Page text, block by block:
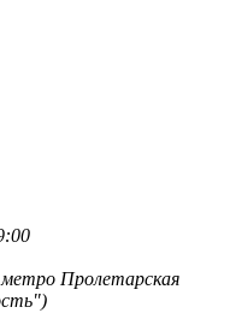
метро Пролетарская